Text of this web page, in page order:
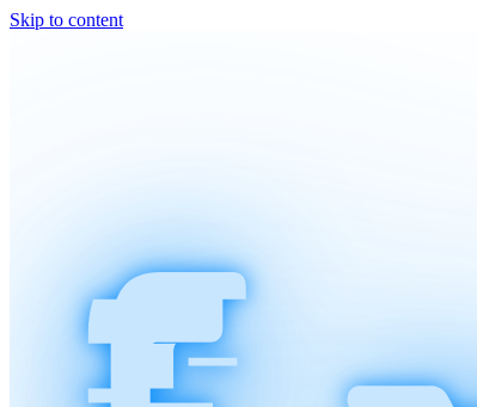
Skip to content